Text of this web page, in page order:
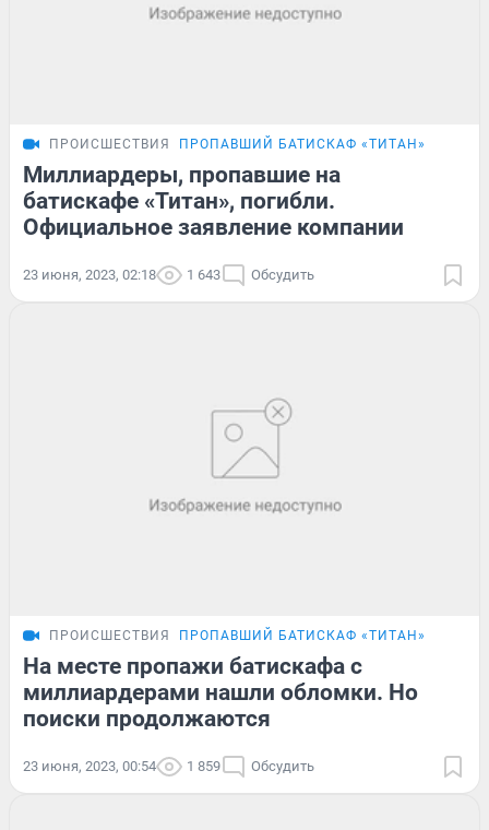
ПРОИСШЕСТВИЯ ПРОПАВШИЙ БАТИСКАФ «ТИТАН»
Миллиардеры, пропавшие на
батискафе «Титан», погибли.
Официальное заявление компании
23 июня, 2023, 02:18 1 643 Обсудить
ПРОИСШЕСТВИЯ ПРОПАВШИЙ БАТИСКАФ «ТИТАН»
На месте пропажи батискафа с
миллиардерами нашли обломки. Но
поиски продолжаются
23 июня, 2023, 00:54 1 859 Обсудить